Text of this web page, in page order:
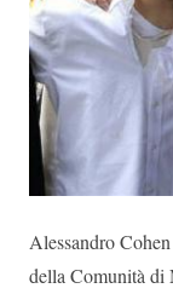
Alessandro
della Comunità di